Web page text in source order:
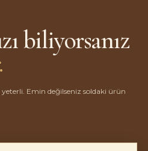
biliyorsanız
Emin değilseniz soldaki ürün